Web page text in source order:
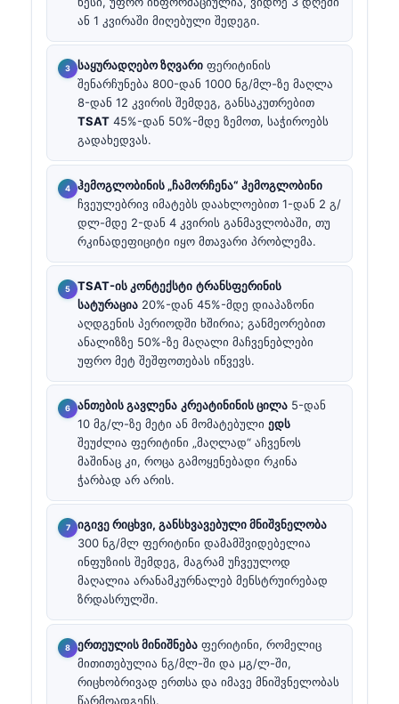
ან 1 კვირაში მიღებული შედეგი.
საყურადღებო ზღვარი ფერიტინის
შენარჩუნება 800-დან 1000 ნგ/მლ-ზე მაღლა
8-დან 12 კვირის შემდეგ, განსაკუთრებით
TSAT 45%-დან 50%-მდე ზემოთ, საჭიროებს
გადახედვას.
ჰემოგლობინის „ჩამორჩენა“ ჰემოგლობინი
ჩვეულებრივ იმატებს დაახლოებით 1-დან 2 გ/
დლ-მდე 2-დან 4 კვირის განმავლობაში, თუ
რკინადეფიციტი იყო მთავარი პრობლემა.
TSAT-ის კონტექსტი ტრანსფერინის
სატურაცია 20%-დან 45%-მდე დიაპაზონი
აღდგენის პერიოდში ხშირია; განმეორებით
ანალიზზე 50%-ზე მაღალი მაჩვენებლები
უფრო მეტ შეშფოთებას იწვევს.
ანთების გავლენა კრეატინინის ცილა 5-დან
10 მგ/ლ-ზე მეტი ან მომატებული ედს
შეუძლია ფერიტინი „მაღლად“ აჩვენოს
მაშინაც კი, როცა გამოყენებადი რკინა
ჭარბად არ არის.
იგივე რიცხვი, განსხვავებული მნიშვნელობა
300 ნგ/მლ ფერიტინი დამამშვიდებელია
ინფუზიის შემდეგ, მაგრამ უჩვეულოდ
მაღალია არანამკურნალებ მენსტრუირებად
ზრდასრულში.
ერთეულის მინიშნება ფერიტინი, რომელიც
მითითებულია ნგ/მლ-ში და µგ/ლ-ში,
რიცხობრივად ერთსა და იმავე მნიშვნელობას
წარმოადგენს.